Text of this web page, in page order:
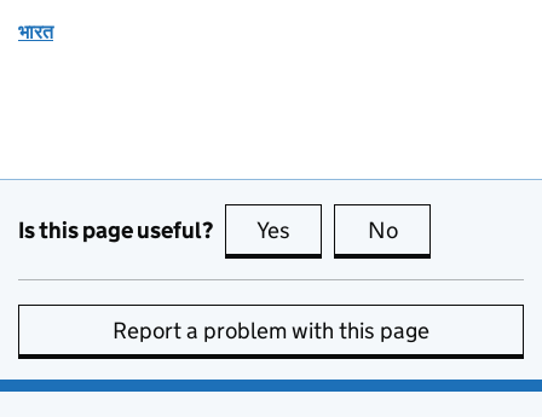
भारत
Is this page useful? Yes this page is useful
No
Report a problem with this page